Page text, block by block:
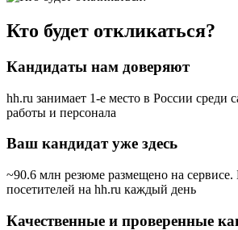
Кто будет откликаться?
Кандидаты нам доверяют
hh.ru занимает 1-е место в России среди
работы и персонала
Ваш кандидат уже здесь
~90.6 млн резюме размещено на
посетителей на hh.ru каждый день
Качественные и проверенные